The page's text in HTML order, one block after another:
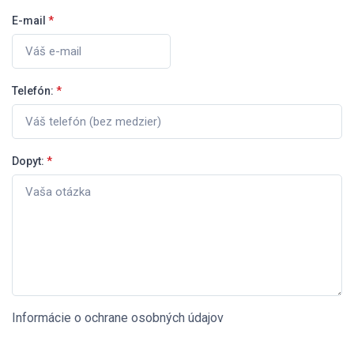
E-mail *
Telefón: *
Dopyt: *
Informácie o ochrane osobných údajov